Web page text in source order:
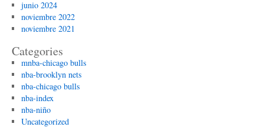
junio 2024
noviembre 2022
noviembre 2021
Categories
mnba-chicago bulls
nba-brooklyn nets
nba-chicago bulls
nba-index
nba-niño
Uncategorized